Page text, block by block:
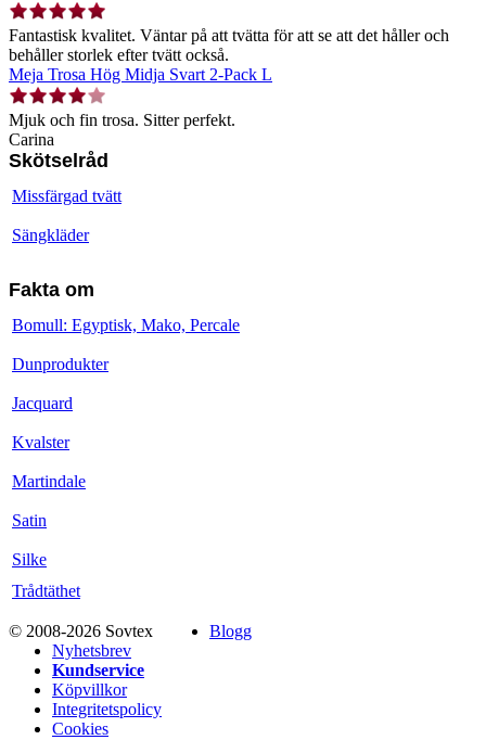
Fantastisk kvalitet. Väntar på att tvätta för att se att det håller och
behåller storlek efter tvätt också.
Meja Trosa Hög Midja Svart 2-Pack L
Mjuk och fin trosa. Sitter perfekt.
Carina
Skötselråd
Missfärgad tvätt
Sängkläder
Fakta om
Bomull: Egyptisk, Mako, Percale
Dunprodukter
Jacquard
Kvalster
Martindale
Satin
Silke
Trådtäthet
© 2008-2026 Sovtex
Blogg
Nyhetsbrev
Kundservice
Köpvillkor
Integritetspolicy
Cookies